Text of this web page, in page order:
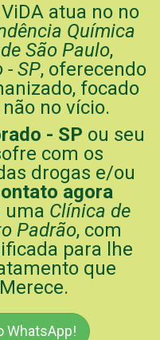
atua no no
Química
São Paulo,
- SP, oferecendo
focado
no vício.
- SP ou seu
com os
drogas e/ou
agora
uma Clínica de
Padrão, com
para lhe
que
WhatsApp!